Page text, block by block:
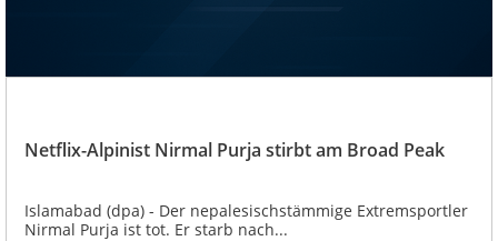
Netflix-Alpinist Nirmal Purja stirbt am Broad Peak
Islamabad (dpa) - Der nepalesischstämmige Extremsportler
Nirmal Purja ist tot. Er starb nach...